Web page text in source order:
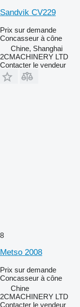
Sandvik CV229
Prix sur demande
Concasseur à cône
Chine, Shanghai
2CMACHINERY LTD
Contacter le vendeur
8
Metso 2008
Prix sur demande
Concasseur à cône
Chine
2CMACHINERY LTD
Contacter le vendeur